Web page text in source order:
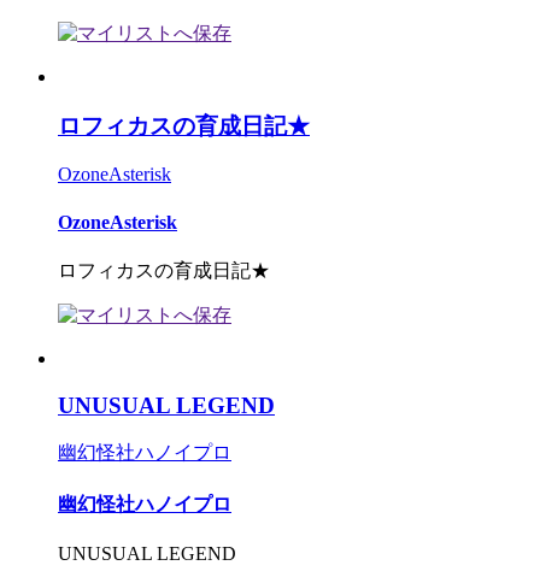
ロフィカスの育成日記★
OzoneAsterisk
OzoneAsterisk
ロフィカスの育成日記★
UNUSUAL LEGEND
幽幻怪社ハノイプロ
幽幻怪社ハノイプロ
UNUSUAL LEGEND